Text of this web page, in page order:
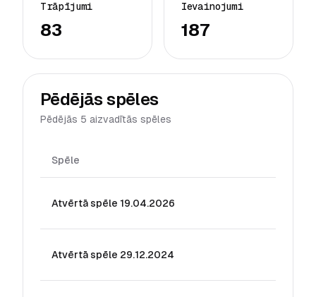
Trāpījumi
83
Ievainojumi
187
Pēdējās spēles
Pēdējās 5 aizvadītās spēles
Spēle
Atvērtā spēle 19.04.2026
Atvērtā spēle 29.12.2024